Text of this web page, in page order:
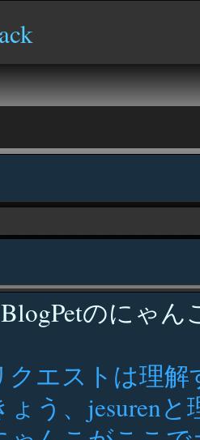
BlogPetのにゃん
クエストは理
う、jesuren